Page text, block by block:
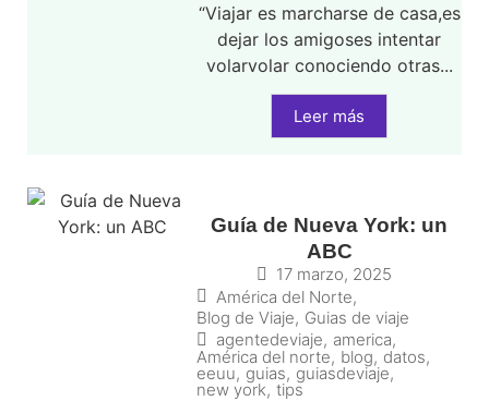
“Viajar es marcharse de casa,es
dejar los amigoses intentar
volarvolar conociendo otras...
Leer más
Guía de Nueva York: un
ABC
17 marzo, 2025
América del Norte,
Blog de Viaje, Guias de viaje
agentedeviaje, america,
América del norte, blog, datos,
eeuu, guias, guiasdeviaje,
new york, tips